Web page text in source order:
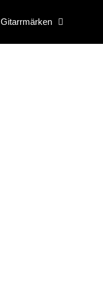
Gitarrmärken